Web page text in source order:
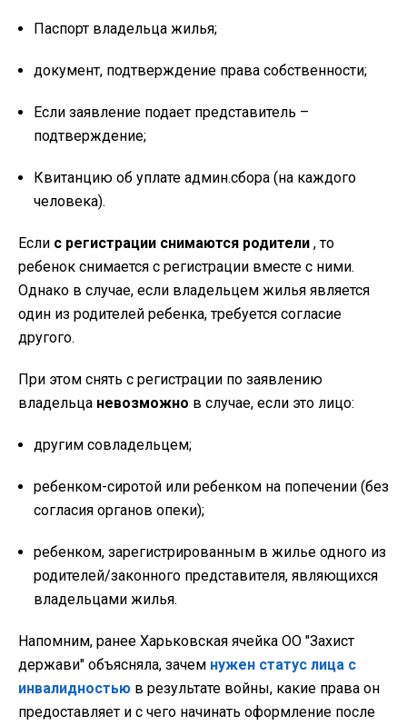
Паспорт владельца жилья;
документ, подтверждение права собственности;
Если заявление подает представитель –
подтверждение;
Квитанцию об уплате админ.сбора (на каждого
человека).
Если с регистрации снимаются родители , то
ребенок снимается с регистрации вместе с ними.
Однако в случае, если владельцем жилья является
один из родителей ребенка, требуется согласие
другого.
При этом снять с регистрации по заявлению
владельца невозможно в случае, если это лицо:
другим совладельцем;
ребенком-сиротой или ребенком на попечении (без
согласия органов опеки);
ребенком, зарегистрированным в жилье одного из
родителей/законного представителя, являющихся
владельцами жилья.
Напомним, ранее Харьковская ячейка ОО "Захист
держави" объясняла, зачем нужен статус лица с
инвалидностью в результате войны, какие права он
предоставляет и с чего начинать оформление после